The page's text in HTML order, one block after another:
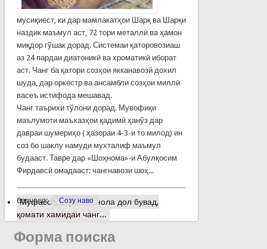
мусиқиест, ки дар мамлакатҳои Шарқ ва Шарқи
наздик маъмул аст, 72 тори металлӣ ва ҳамон
миқдор гўшак дорад. Системаи қаторовозиаш
аз 24 пардаи диатоникӣ ва хроматикӣ иборат
аст. Чанг ба қатори созҳои якканавозӣ дохил
шуда, дар оркестр ва ансамбли созҳои миллӣ
васеъ истифода мешавад.
Чанг таърихи тўлони дорад. Мувофиқи
маълумоти маъхазҳои қадимӣ ҳанўз дар
давраи шумериҳо ( ҳазораи 4-3-и то милод) ин
соз бо шаклу намуди мухталиф маъмул
будааст. Тавре дар «Шоҳнома»-и Абулқосим
Фирдавсӣ омадааст: чангнавози шоҳ...
барчасп: Созу наво
Муфассалтаро Ба нола дол бувад,
қомати хамидаи чанг...
Форма поиска